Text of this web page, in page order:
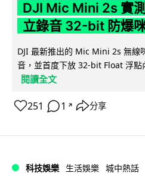
DJI Mic Mini 2s 實
立錄音 32-bit 防爆
DJI 最新推出的 Mic Mini 2s 無線
音，並首度下放 32-bit Float 浮點
閱讀全文
251 1 ↗ 分享
科技娛樂 生活娛樂 城中熱話